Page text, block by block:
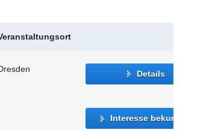
Details
Interesse bekunden